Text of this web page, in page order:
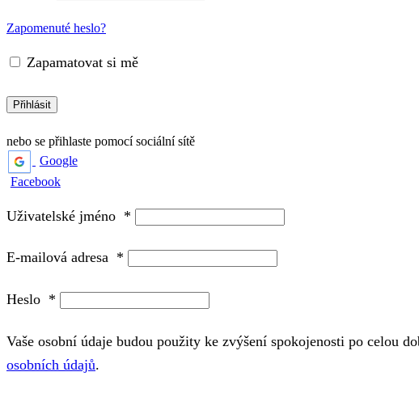
Zapomenuté heslo?
Zapamatovat si mě
Přihlásit
nebo se přihlaste pomocí sociální sítě
Google
Facebook
Uživatelské jméno *
E-mailová adresa *
Heslo *
Vaše osobní údaje budou použity ke zvýšení spokojenosti po celou
osobních údajů.